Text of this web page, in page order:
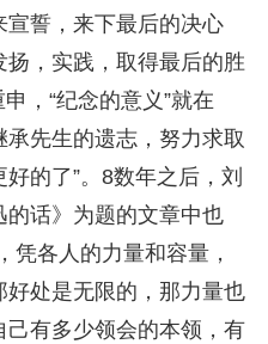
誓，来下最后的决心
，实践，取得最后的胜
，“纪念的意义”就在
承先生的遗志，努力求取
的了”。8数年之后，刘
话》为题的文章中也
凭各人的力量和容量，
处是无限的，那力量也
有多少领会的本领，有